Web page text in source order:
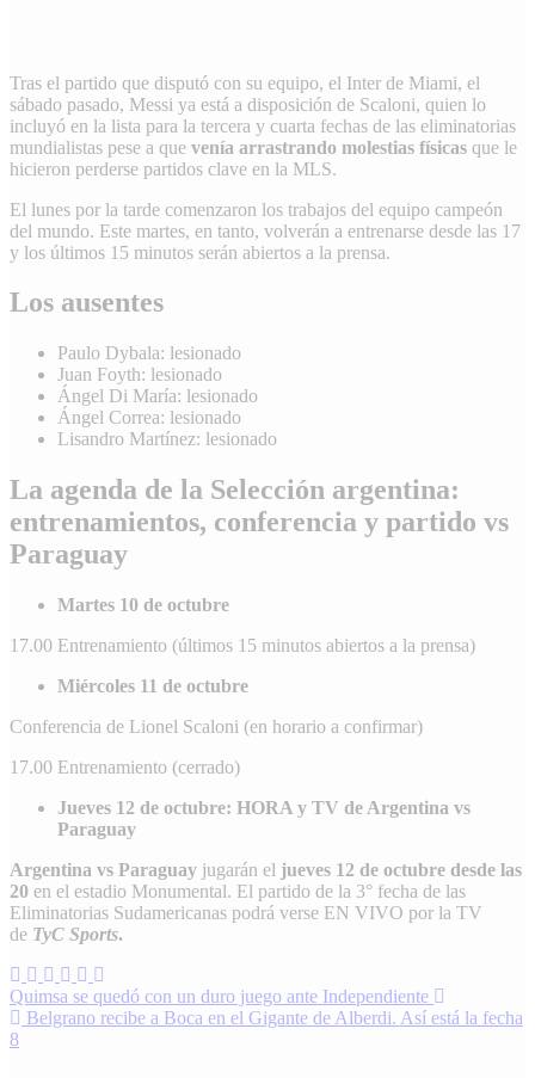
Tras el partido que disputó con su equipo, el Inter de Miami, el
sábado pasado, Messi ya está a disposición de Scaloni, quien lo
incluyó en la lista para la tercera y cuarta fechas de las eliminatorias
mundialistas pese a que venía arrastrando molestias físicas que le
hicieron perderse partidos clave en la MLS.
El lunes por la tarde comenzaron los trabajos del equipo campeón
del mundo. Este martes, en tanto, volverán a entrenarse desde las 17
y los últimos 15 minutos serán abiertos a la prensa.
Los ausentes
Paulo Dybala: lesionado
Juan Foyth: lesionado
Ángel Di María: lesionado
Ángel Correa: lesionado
Lisandro Martínez: lesionado
La agenda de la Selección argentina:
entrenamientos, conferencia y partido vs
Paraguay
Martes 10 de octubre
17.00 Entrenamiento (últimos 15 minutos abiertos a la prensa)
Miércoles 11 de octubre
Conferencia de Lionel Scaloni (en horario a confirmar)
17.00 Entrenamiento (cerrado)
Jueves 12 de octubre: HORA y TV de Argentina vs
Paraguay
Argentina vs Paraguay jugarán el jueves 12 de octubre desde las
20 en el estadio Monumental. El partido de la 3° fecha de las
Eliminatorias Sudamericanas podrá verse EN VIVO por la TV
de TyC Sports.
Navegación
de
Quimsa se quedó con un duro juego ante Independiente
Belgrano recibe a Boca en el Gigante de Alberdi. Así está la fecha
8